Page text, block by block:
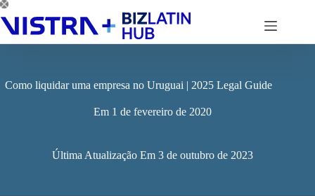
Pular
para
conteúdo
Como liquidar uma empresa no Uruguai | 2025 Legal Guide
Em 1 de fevereiro de 2020
Última Atualização Em 3 de outubro de 2023